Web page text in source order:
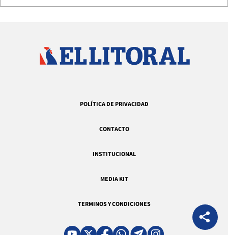
POLÍTICA DE PRIVACIDAD
CONTACTO
INSTITUCIONAL
MEDIA KIT
TERMINOS Y CONDICIONES